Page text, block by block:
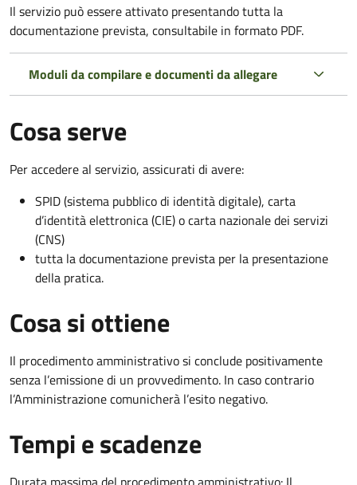
Il servizio può essere attivato presentando tutta la
documentazione prevista, consultabile in formato PDF.
Moduli da compilare e documenti da allegare
Cosa serve
Per accedere al servizio, assicurati di avere:
SPID (sistema pubblico di identità digitale), carta
d’identità elettronica (CIE) o carta nazionale dei servizi
(CNS)
tutta la documentazione prevista per la presentazione
della pratica.
Cosa si ottiene
Il procedimento amministrativo si conclude positivamente
senza l’emissione di un provvedimento. In caso contrario
l’Amministrazione comunicherà l’esito negativo.
Tempi e scadenze